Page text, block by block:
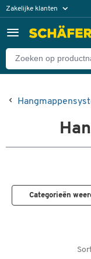
Zakelijke klanten
Particuliere klanten
Categorieën